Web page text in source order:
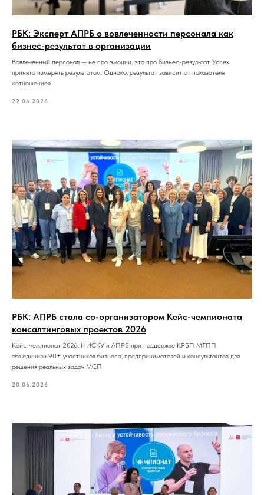
РБК: Эксперт АПРБ о вовлеченности персонала как
бизнес-результат в организации
Вовлеченный персонал — не про эмоции, это про бизнес-результат. Успех
принято измерять результатом. Однако, результат зависит от показателя
«отношение»
22.06.2026
РБК: АПРБ стала со-организатором Кейс-чемпионата
консалтинговых проектов 2026
Кейс-чемпионат 2026: НИСКУ и АПРБ при поддержке КРБП МТПП
объединили 90+ участников бизнеса, предпринимателей и консультантов для
решения реальных задач МСП
20.06.2026